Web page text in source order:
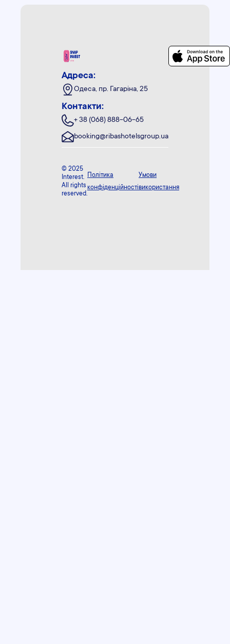
Адреса:
Одеса, пр. Гагаріна, 25
Контакти:
+ 38 (068) 888-06-65
booking@ribashotelsgroup.ua
© 2025
Interest.
All rights
reserved.
Політика
конфіденційності
Умови
використання